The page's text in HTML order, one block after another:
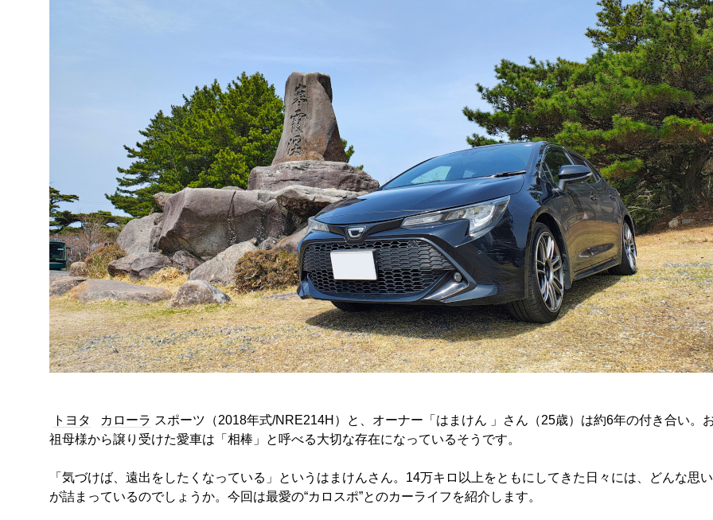
トヨタ カローラ スポーツ（2018年式/NRE214H）と、オーナー「はまけん 」さん（25歳）は約6年の付き合い。
祖母様から譲り受けた愛車は「相棒」と呼べる大切な存在になっているそうです。
「気づけば、遠出をしたくなっている」というはまけんさん。14万キロ以上をともにしてきた日々には、どんな思い
が詰まっているのでしょうか。今回は最愛の“カロスポ”とのカーライフを紹介します。